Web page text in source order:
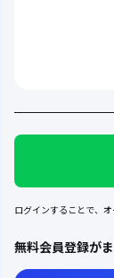
ログインすることで、
無料会員登録が